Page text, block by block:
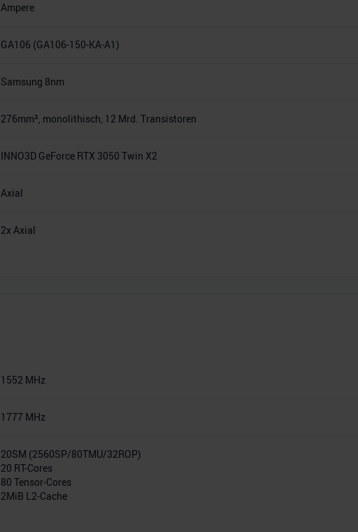
Ampere
GA106 (GA106-150-KA-A1)
Samsung 8nm
276mm², monolithisch, 12 Mrd. Transistoren
INNO3D GeForce RTX 3050 Twin X2
Axial
2x Axial
1552 MHz
1777 MHz
20SM (2560SP/80TMU/32ROP)
20 RT-Cores
80 Tensor-Cores
2MiB L2-Cache